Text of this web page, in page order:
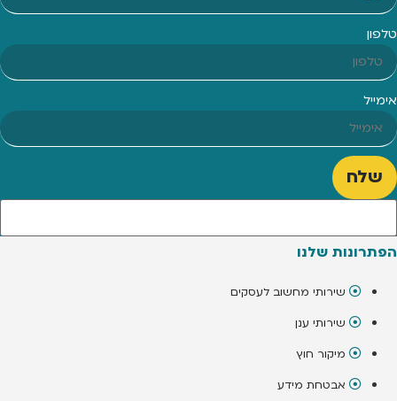
טלפון
אימייל
שלח
הפתרונות שלנו
שירותי מחשוב לעסקים
שירותי ענן
מיקור חוץ
אבטחת מידע